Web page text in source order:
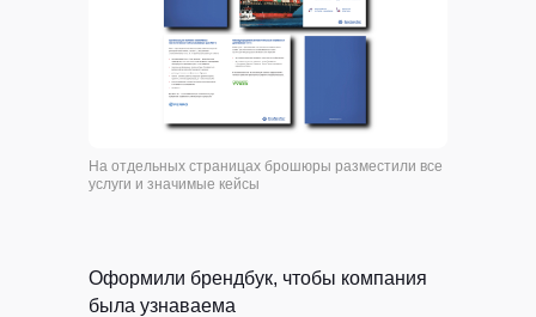
На отдельных страницах брошюры разместили все
услуги и значимые кейсы
Оформили брендбук, чтобы компания
была узнаваема